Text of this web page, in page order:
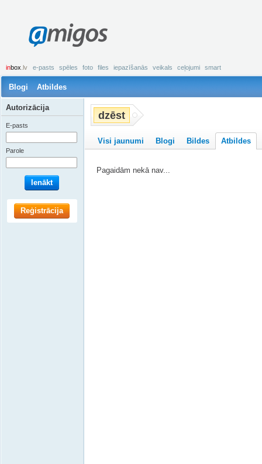
amigos
inbox .lv e-pasts spēles foto files iepazīšanās veikals ceļojumi smart
Blogi Atbildes
dzēst
Visi jaunumi Blogi Bildes Atbildes
Pagaidām nekā nav...
Autorizācija
E-pasts
Parole
Ienākt
Reģistrācija